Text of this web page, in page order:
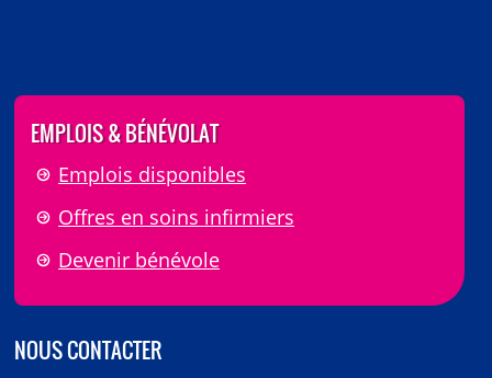
EMPLOIS & BÉNÉVOLAT
Emplois disponibles
Offres en soins infirmiers
Devenir bénévole
NOUS CONTACTER